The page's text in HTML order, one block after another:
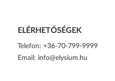
ELÉRHETŐSÉGEK
Telefon: +36-70-799-9999
Email: info@elysium.hu